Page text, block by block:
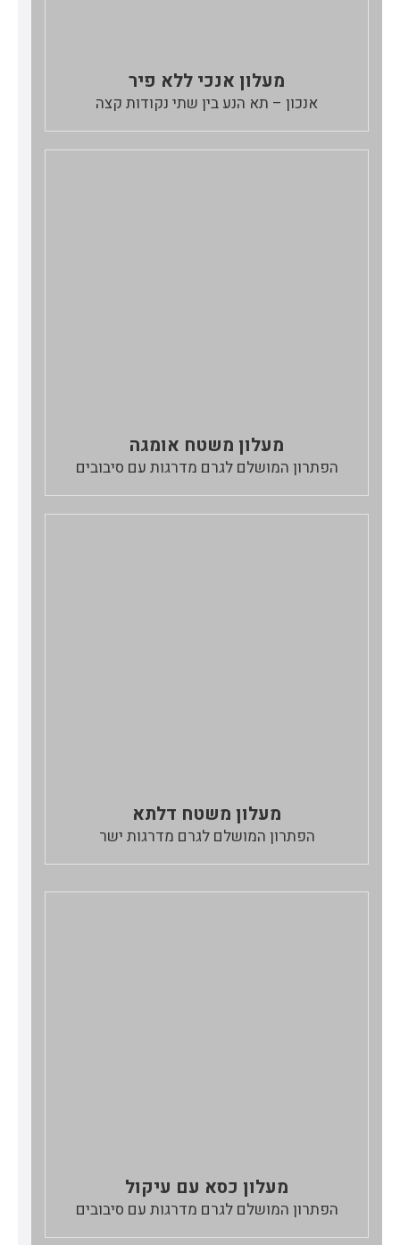
מעלון אנכי ללא פיר
אנכון – תא הנע בין שתי נקודות קצה
מעלון משטח אומגה
הפתרון המושלם לגרם מדרגות עם סיבובים
מעלון משטח דלתא
הפתרון המושלם לגרם מדרגות ישר
מעלון כסא עם עיקול
הפתרון המושלם לגרם מדרגות עם סיבובים